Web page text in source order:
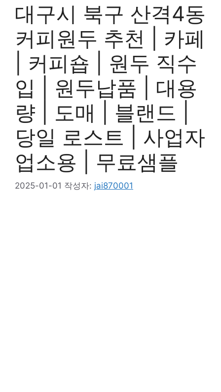
대구시 북구 산격4동
커피원두 추천 | 카페
| 커피숍 | 원두 직수
입 | 원두납품 | 대용
량 | 도매 | 블랜드 |
당일 로스트 | 사업자
업소용 | 무료샘플
2025-01-01 작성자: jai870001